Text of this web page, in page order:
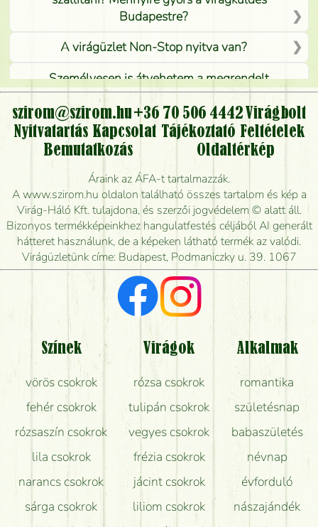
Budapestre?
A virágüzlet Non-Stop nyitva van?
Személyesen is átvehetem a megrendelt
virágcsokrot, vagy csak virágküldéssel, kiszállítással
kérhető?
Vidékre is lehet rendelni?
Meddig rendelhetek virágküldést úgy, hogy még ma
kiszállítsák?
Mennyire gyorsan tudják elkészíteni a csokrot, és
mikor tudják leghamarabb kiszállítani?
Vörös rózsát keresek, van önöknél?
Milyen visszajelzést kapok a virágküldésről?
Mit kell tudni a virágcsokrok szállításáról?
Hogy marad a lehető legtovább friss a csokor?
Tudok adventi koszorút vásárolni boltban?
szirom@szirom.hu +36 70 506 4442 Virágbolt
Nyitvatartás Kapcsolat Tájékoztató Feltételek
Bemutatkozás
Oldaltérkép
Áraink az ÁFA-t tartalmazzák.
A www.szirom.hu oldalon található összes tartalom és kép a
Virág-Háló Kft. tulajdona, és szerzői jogvédelem © alatt áll.
Bizonyos termékképeinkhez hangulatfestés céljából AI generált
hátteret használunk, de a képeken látható termék az valódi.
Virágüzletünk címe: Budapest, Podmaniczky u. 39. 1067
Színek
vörös csokrok
fehér csokrok
rózsaszín csokrok
lila csokrok
narancs csokrok
sárga csokrok
Virágok
rózsa csokrok
tulipán csokrok
vegyes csokrok
frézia csokrok
jácint csokrok
liliom csokrok
Alkalmak
romantika
születésnap
babaszületés
névnap
évforduló
nászajándék